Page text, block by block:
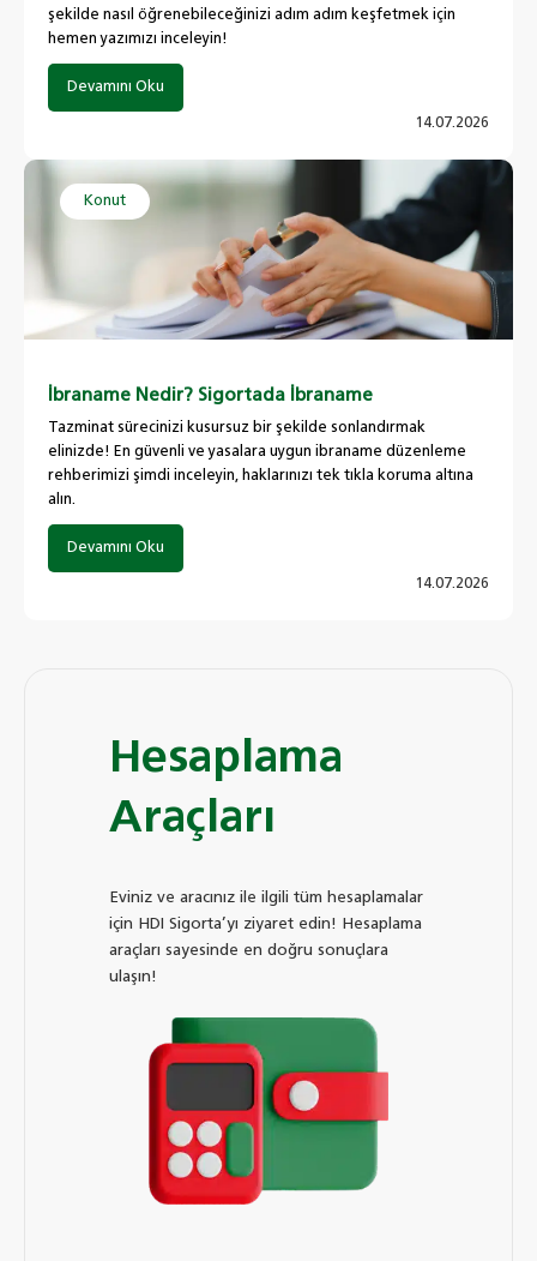
şekilde nasıl öğrenebileceğinizi adım adım keşfetmek için
hemen yazımızı inceleyin!
Devamını Oku
14.07.2026
Konut
İbraname Nedir? Sigortada İbraname
Tazminat sürecinizi kusursuz bir şekilde sonlandırmak
elinizde! En güvenli ve yasalara uygun ibraname düzenleme
rehberimizi şimdi inceleyin, haklarınızı tek tıkla koruma altına
alın.
Devamını Oku
14.07.2026
Hesaplama
Araçları
Eviniz ve aracınız ile ilgili tüm hesaplamalar
için HDI Sigorta’yı ziyaret edin! Hesaplama
araçları sayesinde en doğru sonuçlara
ulaşın!